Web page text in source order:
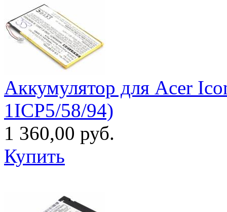
Аккумулятор для Acer
1ICP5/58/94)
1 360,00 руб.
Купить